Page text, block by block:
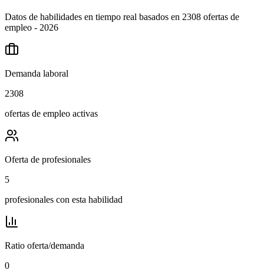
Datos de habilidades en tiempo real basados en 2308 ofertas de
empleo - 2026
Demanda laboral
2308
ofertas de empleo activas
Oferta de profesionales
5
profesionales con esta habilidad
Ratio oferta/demanda
0